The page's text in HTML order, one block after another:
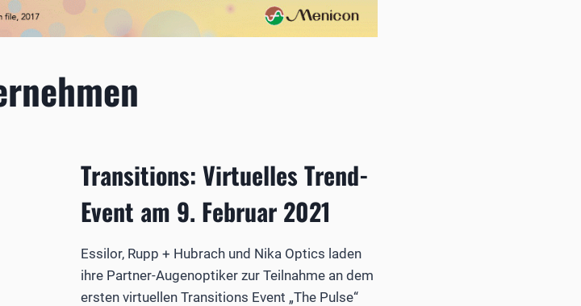
Transitions: Virtuelles Trend-
Event am 9. Februar 2021
Essilor, Rupp + Hubrach und Nika Optics laden
ihre Partner-Augenoptiker zur Teilnahme an dem
ersten virtuellen Transitions Event „The Pulse“